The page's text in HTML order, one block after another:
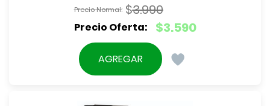
$3.990
El
precio
original
$3.590
El
precio
actual
AGREGAR